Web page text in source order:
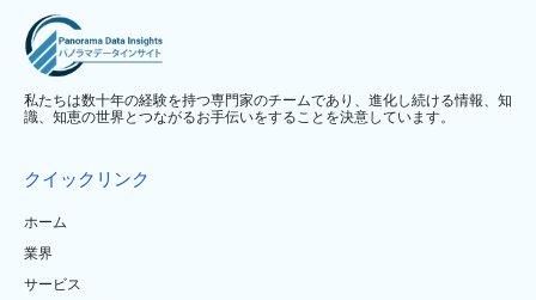
私たちは数十年の経験を持つ専門家のチームであり、進化し続ける情報、知
識、知恵の世界とつながるお手伝いをすることを決意しています。
クイックリンク
ホーム
業界
サービス